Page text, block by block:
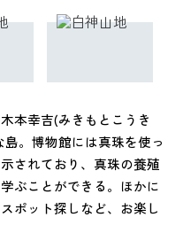
本幸吉(みきもとこうき
。博物館には真珠を使っ
されており、真珠の養殖
ぶことができる。ほかに
ポット探しなど、お楽し